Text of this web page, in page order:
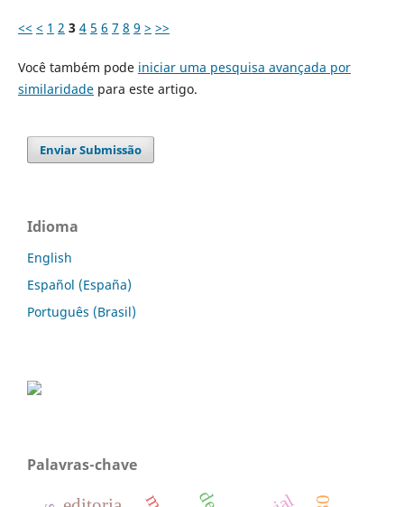
<< < 1 2 3 4 5 6 7 8 9 > >>
Você também pode iniciar uma pesquisa avançada por
similaridadepara este artigo.
Enviar Submissão
Idioma
English
Español (España)
Português (Brasil)
Palavras-chave